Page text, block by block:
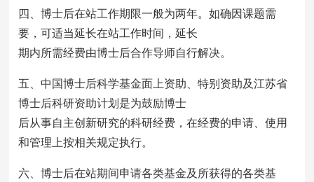
四、博士后在站工作期限一般为两年。如确因课题需
要，可适当延长在站工作时间，延长
期内所需经费由博士后合作导师自行解决。
五、中国博士后科学基金面上资助、特别资助及江苏省
博士后科研资助计划是为鼓励博士
后从事自主创新研究的科研经费，在经费的申请、使用
和管理上按相关规定执行。
六、博士后在站期间申请各类基金及所获得的各类基